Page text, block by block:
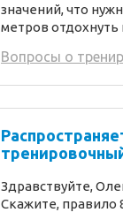
значений, что
метров отдохнуть
Вопросы о
Здравствуйте,
Скажите, правило